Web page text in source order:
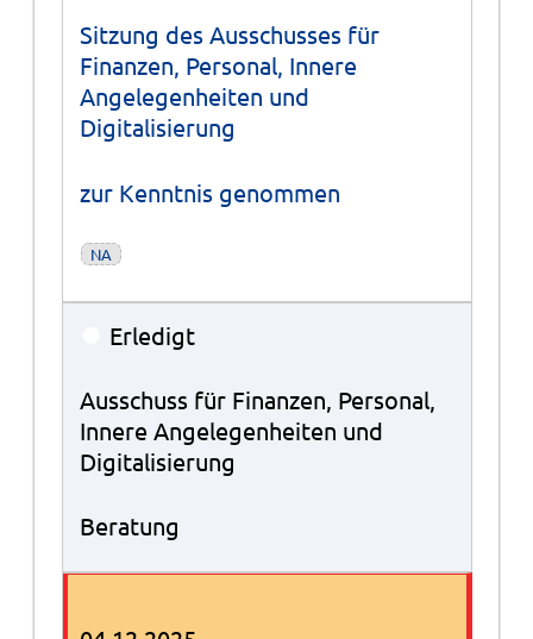
Sitzung des Ausschusses für
Finanzen, Personal, Innere
Angelegenheiten und
Digitalisierung
zur Kenntnis genommen
NA
Erledigt
Ausschuss für Finanzen, Personal,
Innere Angelegenheiten und
Digitalisierung
Beratung